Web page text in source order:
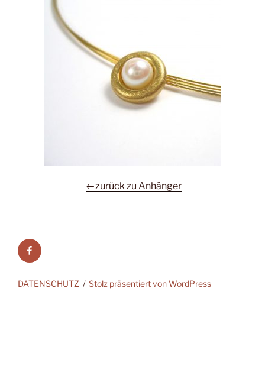
←zurück zu Anhänger
Facebook
DATENSCHUTZ Stolz präsentiert von WordPress